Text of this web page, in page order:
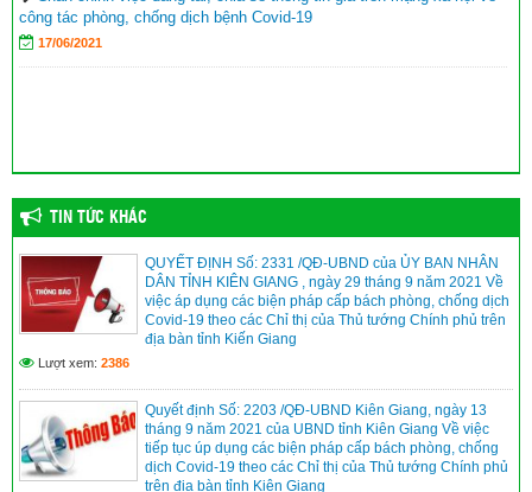
Thư của Chủ tịch nước Võ Văn Thưởng gửi ngành giáo dục nhân
dịp khai giảng năm học 2023-2024
công tác phòng, chống dịch bệnh Covid-19
17/06/2021
TIN TỨC KHÁC
QUYẾT ĐỊNH Số: 2331 /QĐ-UBND của ỦY BAN NHÂN
DÂN TỈNH KIÊN GIANG , ngày 29 tháng 9 năm 2021 Về
việc áp dụng các biện pháp cấp bách phòng, chống dịch
Covid-19 theo các Chỉ thị của Thủ tướng Chính phủ trên
địa bàn tỉnh Kiến Giang
Lượt xem: 2386
Quyết định Số: 2203 /QĐ-UBND Kiên Giang, ngày 13
tháng 9 năm 2021 của UBND tỉnh Kiên Giang Về việc
tiếp tục úp dụng các biện pháp cấp bách phòng, chống
dịch Covid-19 theo các Chỉ thị của Thủ tướng Chính phủ
trên địa bàn tỉnh Kiên Giang